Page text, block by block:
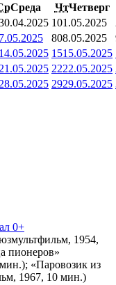
Среда ЧтЧетверг
101.05.2025
808.05.2025
14.05.2025 1515.05.2025
21.05.2025 2222.05.2025
28.05.2025 2929.05.2025
0+
1954,
пионеров»
«Паровозик из
1967, 10 мин.)